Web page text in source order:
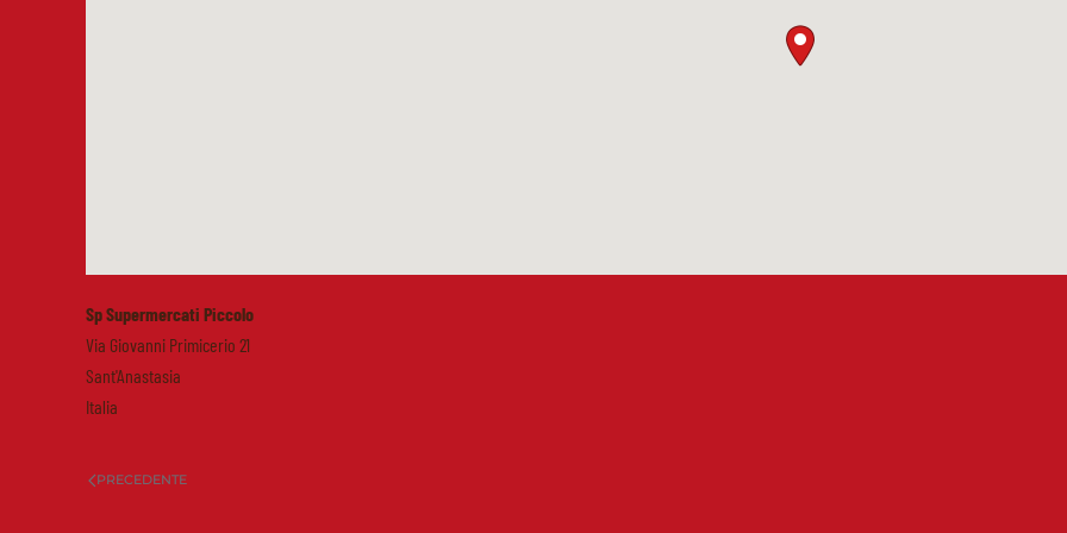
Sp Supermercati Piccolo
Via Giovanni Primicerio 21
Sant'Anastasia
Italia
PRECEDENTE